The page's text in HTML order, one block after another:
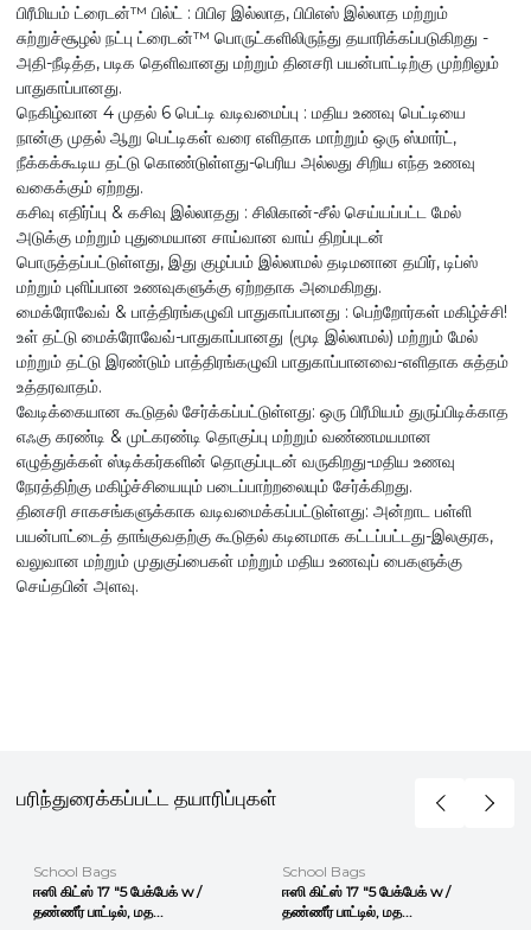
பிரீமியம் ட்ரைடன்™ பில்ட் : பிபிஏ இல்லாத, பிபிஎஸ் இல்லாத மற்றும்
சுற்றுச்சூழல் நட்பு ட்ரைடன்™ பொருட்களிலிருந்து தயாரிக்கப்படுகிறது -
அதி-நீடித்த, படிக தெளிவானது மற்றும் தினசரி பயன்பாட்டிற்கு முற்றிலும்
பாதுகாப்பானது.
நெகிழ்வான 4 முதல் 6 பெட்டி வடிவமைப்பு : மதிய உணவு பெட்டியை
நான்கு முதல் ஆறு பெட்டிகள் வரை எளிதாக மாற்றும் ஒரு ஸ்மார்ட்,
நீக்கக்கூடிய தட்டு கொண்டுள்ளது-பெரிய அல்லது சிறிய எந்த உணவு
வகைக்கும் ஏற்றது.
கசிவு எதிர்ப்பு & கசிவு இல்லாதது : சிலிகான்-சீல் செய்யப்பட்ட மேல்
அடுக்கு மற்றும் புதுமையான சாய்வான வாய் திறப்புடன்
பொருத்தப்பட்டுள்ளது, இது குழப்பம் இல்லாமல் தடிமனான தயிர், டிப்ஸ்
மற்றும் புளிப்பான உணவுகளுக்கு ஏற்றதாக அமைகிறது.
மைக்ரோவேவ் & பாத்திரங்கழுவி பாதுகாப்பானது : பெற்றோர்கள் மகிழ்ச்சி!
உள் தட்டு மைக்ரோவேவ்-பாதுகாப்பானது (மூடி இல்லாமல்) மற்றும் மேல்
மற்றும் தட்டு இரண்டும் பாத்திரங்கழுவி பாதுகாப்பானவை-எளிதாக சுத்தம்
உத்தரவாதம்.
வேடிக்கையான கூடுதல் சேர்க்கப்பட்டுள்ளது: ஒரு பிரீமியம் துருப்பிடிக்காத
எஃகு கரண்டி & முட்கரண்டி தொகுப்பு மற்றும் வண்ணமயமான
எழுத்துக்கள் ஸ்டிக்கர்களின் தொகுப்புடன் வருகிறது-மதிய உணவு
நேரத்திற்கு மகிழ்ச்சியையும் படைப்பாற்றலையும் சேர்க்கிறது.
தினசரி சாகசங்களுக்காக வடிவமைக்கப்பட்டுள்ளது: அன்றாட பள்ளி
பயன்பாட்டைத் தாங்குவதற்கு கூடுதல் கடினமாக கட்டப்பட்டது-இலகுரக,
வலுவான மற்றும் முதுகுப்பைகள் மற்றும் மதிய உணவுப் பைகளுக்கு
செய்தபின் அளவு.
பரிந்துரைக்கப்பட்ட தயாரிப்புகள்
School Bags
ஈஸி கிட்ஸ் 17 "5 பேக்பேக் w /
தண்ணீர் பாட்டில், மத...
School Bags
ஈஸி கிட்ஸ் 17 "5 பேக்பேக் w /
தண்ணீர் பாட்டில், மத...